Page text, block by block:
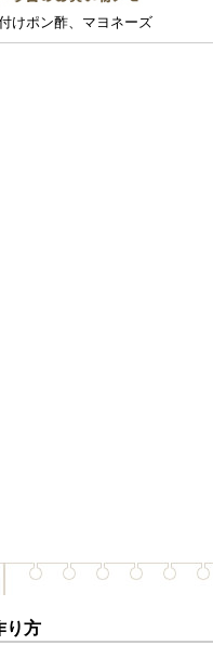
けポン酢、マヨネーズ
り方